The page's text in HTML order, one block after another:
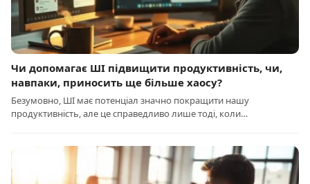
Чи допомагає ШІ підвищити продуктивність, чи,
навпаки, приносить ще більше хаосу?
Безумовно, ШІ має потенціал значно покращити нашу
продуктивність, але це справедливо лише тоді, коли…